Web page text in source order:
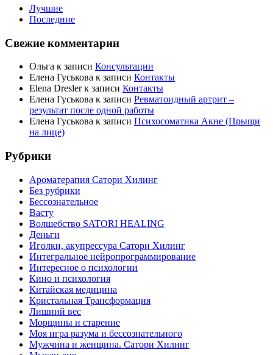
Лучшие
Последние
Свежие комментарии
Ольга к записи Консультации
Елена Гуськова к записи Контакты
Elena Dreslerк записи Контакты
Елена Гуськова к записи Ревматоидный артрит –
результат после одной работы
Елена Гуськова к записи Психосоматика Акне (Прыщи
на лице)
Рубрики
Ароматерапия Сатори Хилинг
Без рубрики
Бессознательное
Васту
Волшебство SATORI HEALING
Деньги
Иголки, акупрессура Сатори Хилинг
Интегральное нейропрограммирование
Интересное о психологии
Кино и психология
Китайская медицина
Кристальная Трансформация
Лишний вес
Морщины и старение
Моя игра разума и бессознательного
Мужчина и женщина. Сатори Хилинг